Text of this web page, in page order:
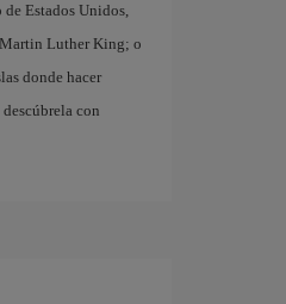
Estados Unidos,
Luther King; o
donde hacer
con